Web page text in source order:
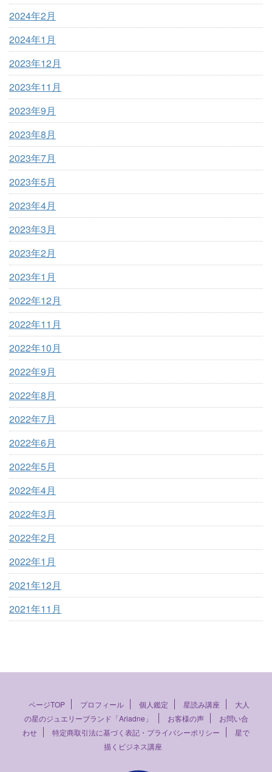
2024年2月
2024年1月
2023年12月
2023年11月
2023年9月
2023年8月
2023年7月
2023年5月
2023年4月
2023年3月
2023年2月
2023年1月
2022年12月
2022年11月
2022年10月
2022年9月
2022年8月
2022年7月
2022年6月
2022年5月
2022年4月
2022年3月
2022年2月
2022年1月
2021年12月
2021年11月
ページTOP プロフィール 個人鑑定 星読み講座
大人
の星のジュエリーブランド「Ariadne」
お客様の声
お問い合
わせ
特定商取引法に基づく表記・プライバシーポリシー
星で
描くビジネス講座